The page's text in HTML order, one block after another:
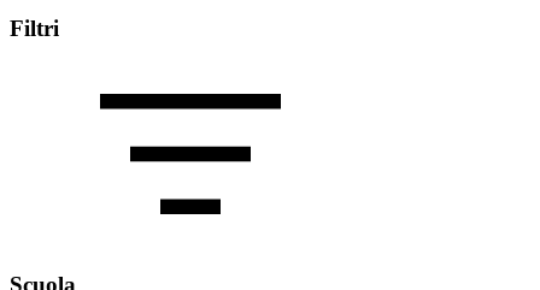
Filtri
Scuola